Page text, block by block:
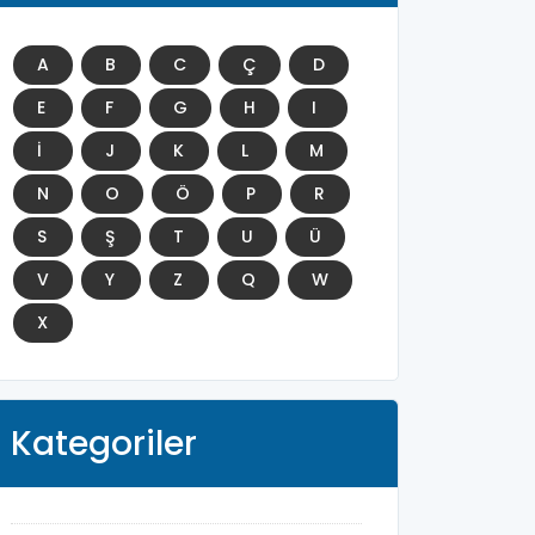
A B C Ç
D
E
F G H
I
İ
J K L
M
N
O Ö P
R
S
Ş T U
Ü
V
Y Z Q
W
X
Kategoriler